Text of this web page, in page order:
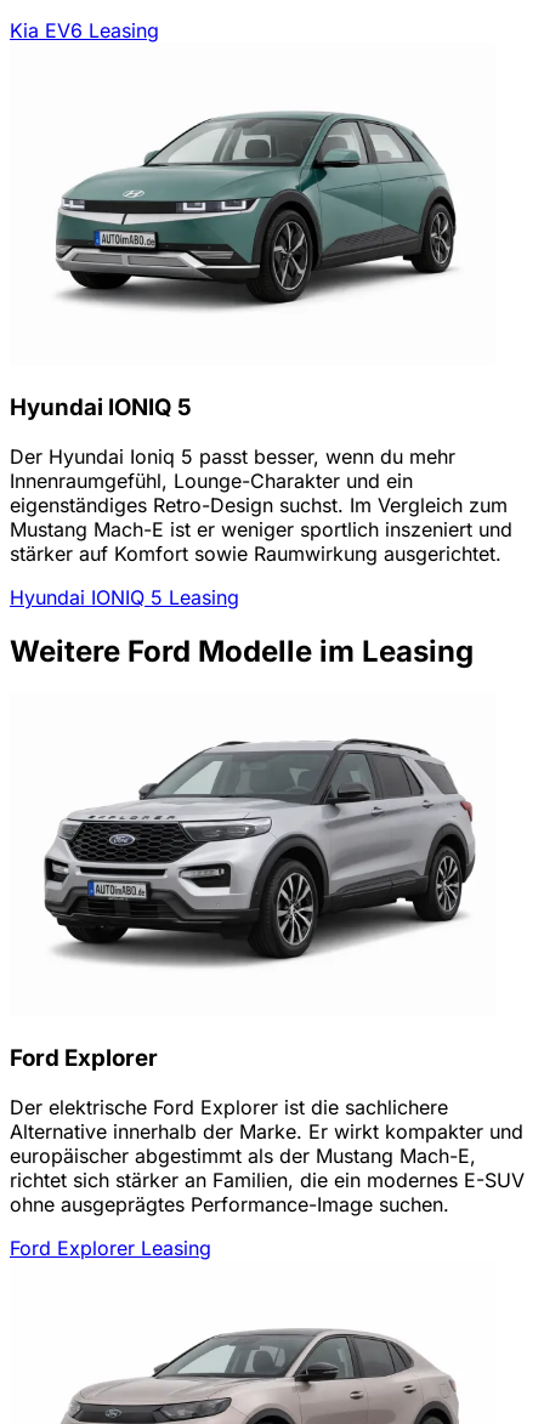
Kia EV6 Leasing
Hyundai IONIQ 5
Der Hyundai Ioniq 5 passt besser, wenn du mehr
Innenraumgefühl, Lounge-Charakter und ein
eigenständiges Retro-Design suchst. Im Vergleich zum
Mustang Mach-E ist er weniger sportlich inszeniert und
stärker auf Komfort sowie Raumwirkung ausgerichtet.
Hyundai IONIQ 5 Leasing
Weitere Ford Modelle im Leasing
Ford Explorer
Der elektrische Ford Explorer ist die sachlichere
Alternative innerhalb der Marke. Er wirkt kompakter und
europäischer abgestimmt als der Mustang Mach-E,
richtet sich stärker an Familien, die ein modernes E-SUV
ohne ausgeprägtes Performance-Image suchen.
Ford Explorer Leasing